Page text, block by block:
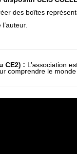
des boîtes
CE2) : L’association
comprendre le